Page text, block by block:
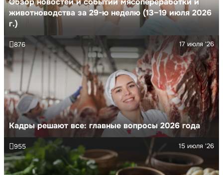
животноводства за 29-ю неделю (13–19 июля 2026
г.)
Кадры решают все: главные вопросы 2026 года
17 июля '26
876
15 июля '26
955